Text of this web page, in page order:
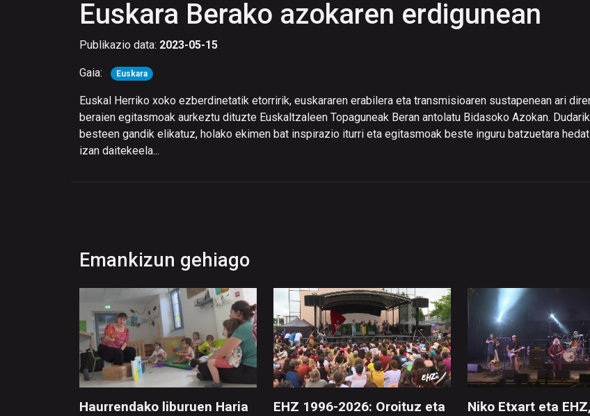
Euskara Berako azokaren erdigunean
Publikazio data: 2023-05-15
Gaia: Euskara
Euskal Herriko xoko ezberdinetatik etorririk, euskararen erabilera eta transmisioaren sustapenean ari
beraien egitasmoak aurkeztu dituzte Euskaltzaleen Topaguneak Beran antolatu Bidasoko Azokan.
besteen gandik elikatuz, holako ekimen bat inspirazio iturri eta egitasmoak beste inguru batzuetara
izan daitekeela...
Emankizun gehiago
Haurrendako liburuen Haria
EHZ 1996-2026: Oroituz eta
Niko Etxart eta EHZ,